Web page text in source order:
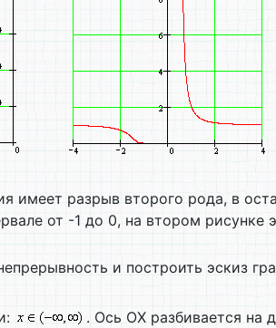
имеет разрыв второго рода, в
от -1 до 0, на втором рисунке
и построить эскиз
. Ось ОХ разбивается на